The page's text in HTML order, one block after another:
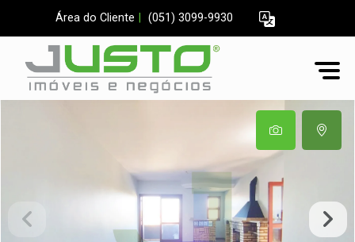
Área do Cliente (051) 3099-9930